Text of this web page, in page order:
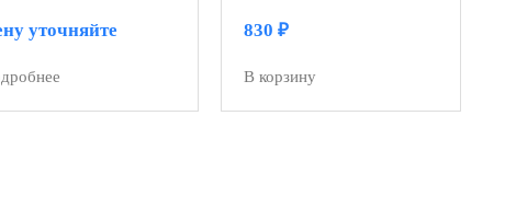
уточняйте 830 ₽
В корзину